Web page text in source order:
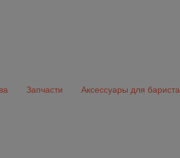
Запчасти Аксессуары для бариста